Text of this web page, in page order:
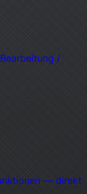
/
— direkt